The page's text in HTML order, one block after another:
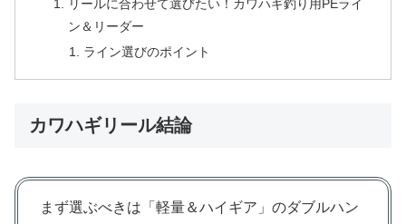
リールに合わせて選びたい！カワハギ釣り用PEライ
ン＆リーダー
ライン選びのポイント
カワハギリール結論
まず選ぶべきは「軽量＆ハイギア」のダブルハン